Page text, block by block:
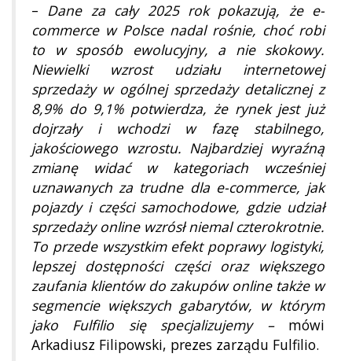
– Dane za cały 2025 rok pokazują, że e-
commerce w Polsce nadal rośnie, choć robi
to w sposób ewolucyjny, a nie skokowy.
Niewielki wzrost udziału internetowej
sprzedaży w ogólnej sprzedaży detalicznej z
8,9% do 9,1% potwierdza, że rynek jest już
dojrzały i wchodzi w fazę stabilnego,
jakościowego wzrostu. Najbardziej wyraźną
zmianę widać w kategoriach wcześniej
uznawanych za trudne dla e-commerce, jak
pojazdy i części samochodowe, gdzie udział
sprzedaży online wzrósł niemal czterokrotnie.
To przede wszystkim efekt poprawy logistyki,
lepszej dostępności części oraz większego
zaufania klientów do zakupów online także w
segmencie większych gabarytów, w którym
jako Fulfilio się specjalizujemy –mówi
Arkadiusz Filipowski, prezes zarządu Fulfilio.